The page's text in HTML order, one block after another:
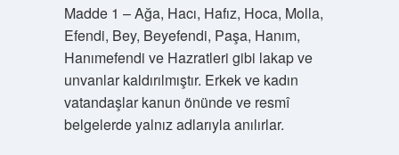
Madde 1 – Ağa, Hacı, Hafız, Hoca, Molla,
Efendi, Bey, Beyefendi, Paşa, Hanım,
Hanımefendi ve Hazratleri gibi lakap ve
unvanlar kaldırılmıştır. Erkek ve kadın
vatandaşlar kanun önünde ve resmî
belgelerde yalnız adlarıyla anılırlar.